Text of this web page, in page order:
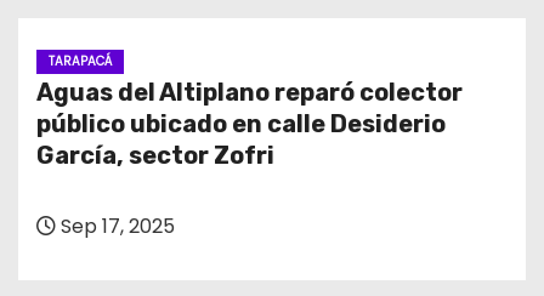
TARAPACÁ
Aguas del Altiplano reparó colector
público ubicado en calle Desiderio
García, sector Zofri
Sep 17, 2025